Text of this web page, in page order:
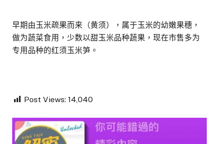
早期由玉米疏果而来（黄须），属于玉米的幼嫩果穗，
做为蔬菜食用，少数以甜玉米品种蔬果，现在市售多为
专用品种的红须玉米笋。
Post Views: 14,040